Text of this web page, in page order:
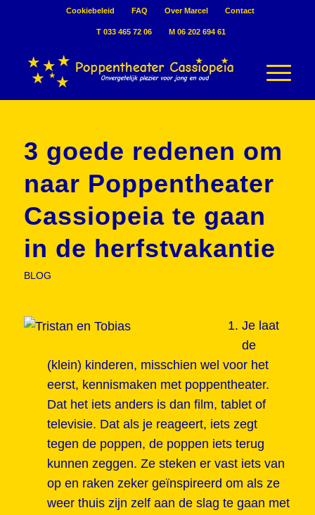
Cookiebeleid FAQ Over Marcel Contact
T 033 465 72 06 M 06 202 694 61
3 goede redenen om
naar Poppentheater
Cassiopeia te gaan
in de herfstvakantie
BLOG
Je laat
de
(klein) kinderen, misschien wel voor het
eerst, kennismaken met poppentheater.
Dat het iets anders is dan film, tablet of
televisie. Dat als je reageert, iets zegt
tegen de poppen, de poppen iets terug
kunnen zeggen. Ze steken er vast iets van
op en raken zeker geïnspireerd om als ze
weer thuis zijn zelf aan de slag te gaan met